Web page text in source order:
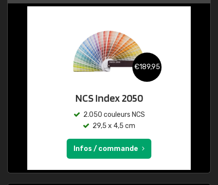
€189,95
NCS Index 2050
2.050 couleurs NCS
29,5 x 4,5 cm
Infos / commande